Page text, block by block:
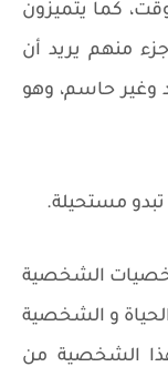
كما يتميزون
منهم يريد أن
وغير حاسم، وهو
تبدو مستحيلة.
الشخصية
و الشخصية
الشخصية من